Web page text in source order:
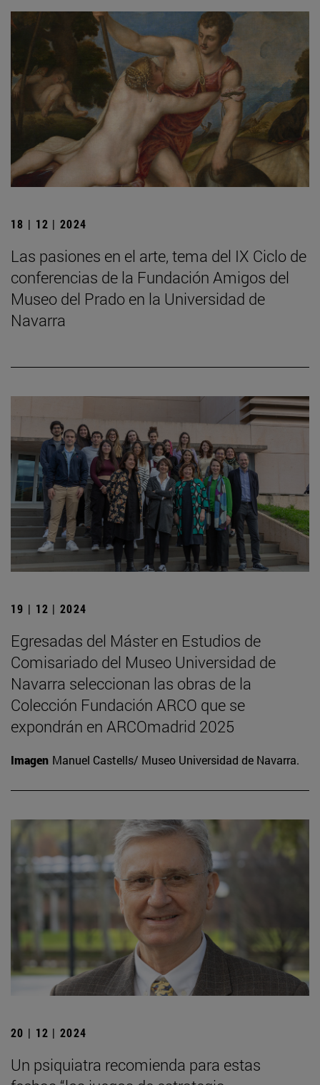
18 | 12 | 2024
Las pasiones en el arte, tema del IX Ciclo de
conferencias de la Fundación Amigos del
Museo del Prado en la Universidad de
Navarra
19 | 12 | 2024
Egresadas del Máster en Estudios de
Comisariado del Museo Universidad de
Navarra seleccionan las obras de la
Colección Fundación ARCO que se
expondrán en ARCOmadrid 2025
Imagen Manuel Castells/ Museo Universidad de Navarra.
20 | 12 | 2024
Un psiquiatra recomienda para estas